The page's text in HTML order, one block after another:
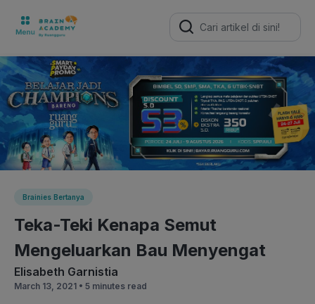
Search
for:
Brainies Bertanya
Teka-Teki Kenapa Semut
Mengeluarkan Bau Menyengat
Elisabeth Garnistia
March 13, 2021 • 5 minutes read